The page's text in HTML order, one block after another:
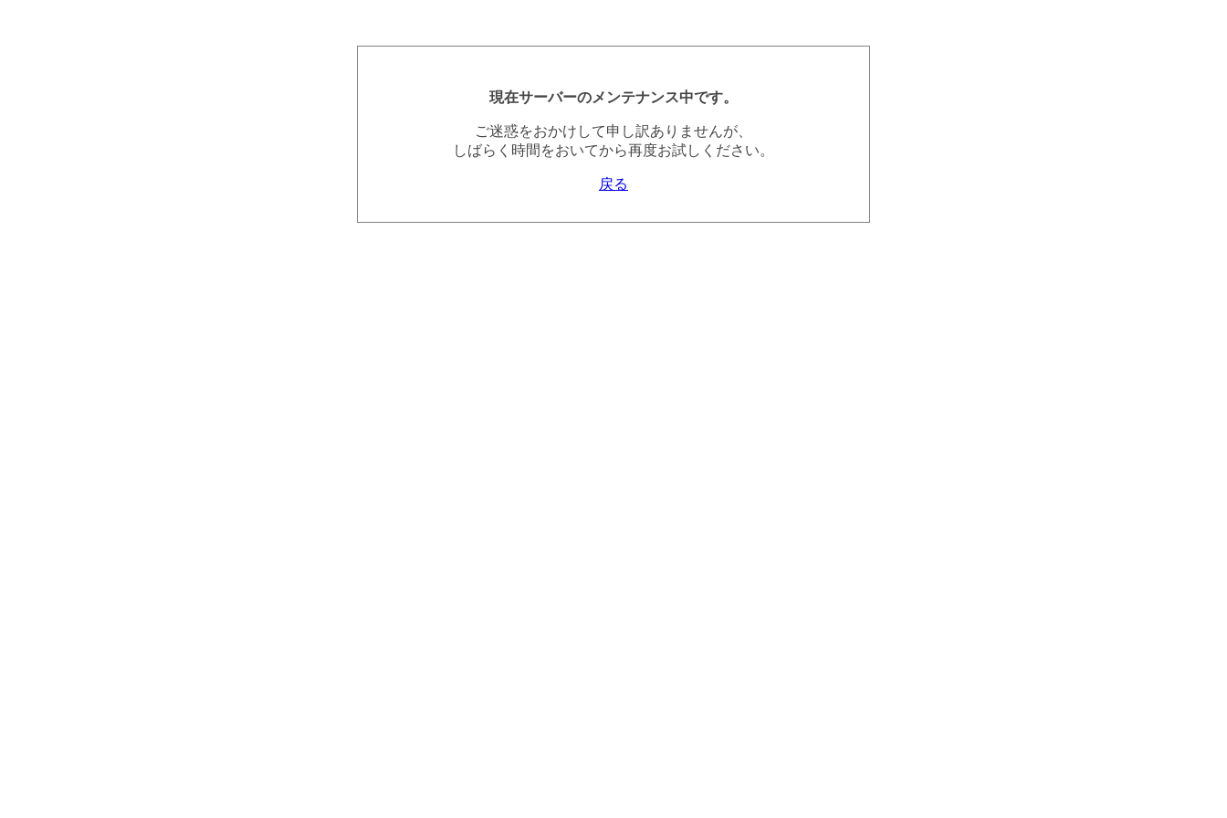
現在サーバーのメンテナンス中です。
ご迷惑をおかけして申し訳ありませんが、
しばらく時間をおいてから再度お試しください。
戻る